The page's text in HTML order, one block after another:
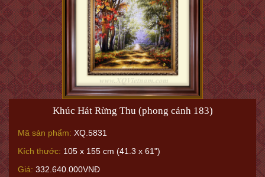
Khúc Hát Rừng Thu (phong cảnh 183)
Mã sản phẩm: XQ.5831
Kích thước: 105 x 155 cm (41.3 x 61")
Giá: 332.640.000VNĐ